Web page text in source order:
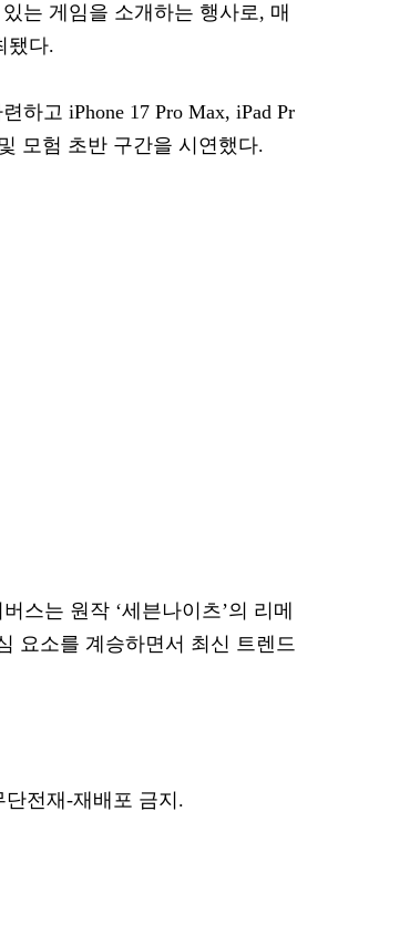
는 게임을 소개하는 행사로, 매
됐다.
하고 iPhone 17 Pro Max, iPad Pr
모험 초반 구간을 시연했다.
스는 원작 ‘세븐나이츠’의 리메
요소를 계승하면서 최신 트렌드
단전재-재배포 금지.